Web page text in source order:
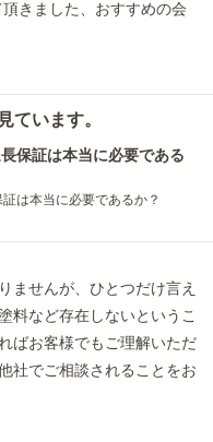
きました、おすすめの会
ています。
保証は本当に必要である
は本当に必要であるか？
ませんが、ひとつだけ言え
料など存在しないというこ
ばお客様でもご理解いただ
社でご相談されることをお